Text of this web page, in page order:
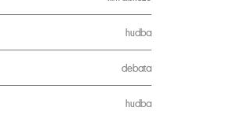
hudba
debata
hudba